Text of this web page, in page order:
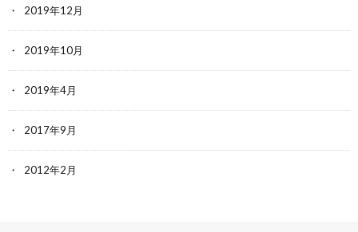
2019年12月
2019年10月
2019年4月
2017年9月
2012年2月